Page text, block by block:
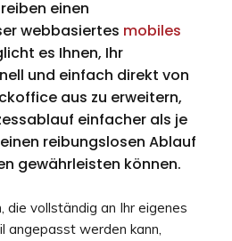
einen
webbasiertes mobiles
es Ihnen, Ihr
und einfach direkt von
aus zu erweitern,
einfacher als je
reibungslosen Ablauf
gewährleisten können.
die vollständig an Ihr eigenes
angepasst werden kann,